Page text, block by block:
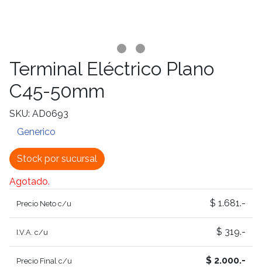
Terminal Eléctrico Plano
C45-50mm
SKU: AD0693
Generico
Stock por sucursal
Agotado.
Precio Neto c/u $ 1.681.-
I.V.A. c/u $ 319.-
Precio Final c/u $ 2.000.-